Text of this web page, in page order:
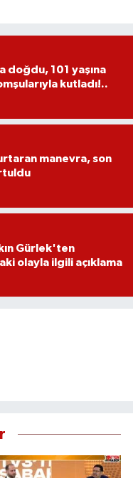
doğdu, 101 yaşına
kutladı!..
manevra, son
Gürlek'ten
olayla ilgili açıklama